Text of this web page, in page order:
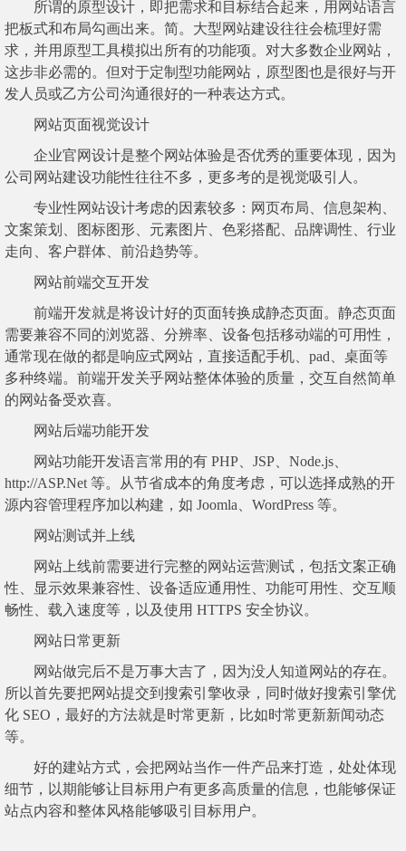
所谓的原型设计，即把需求和目标结合起来，用网站语言
把板式和布局勾画出来。简。大型网站建设往往会梳理好需
求，并用原型工具模拟出所有的功能项。对大多数企业网站，
这步非必需的。但对于定制型功能网站，原型图也是很好与开
发人员或乙方公司沟通很好的一种表达方式。
网站页面视觉设计
企业官网设计是整个网站体验是否优秀的重要体现，因为
公司网站建设功能性往往不多，更多考的是视觉吸引人。
专业性网站设计考虑的因素较多：网页布局、信息架构、
文案策划、图标图形、元素图片、色彩搭配、品牌调性、行业
走向、客户群体、前沿趋势等。
网站前端交互开发
前端开发就是将设计好的页面转换成静态页面。静态页面
需要兼容不同的浏览器、分辨率、设备包括移动端的可用性，
通常现在做的都是响应式网站，直接适配手机、pad、桌面等
多种终端。前端开发关乎网站整体体验的质量，交互自然简单
的网站备受欢喜。
网站后端功能开发
网站功能开发语言常用的有 PHP、JSP、Node.js、
http://ASP.Net 等。从节省成本的角度考虑，可以选择成熟的开
源内容管理程序加以构建，如 Joomla、WordPress 等。
网站测试并上线
网站上线前需要进行完整的网站运营测试，包括文案正确
性、显示效果兼容性、设备适应通用性、功能可用性、交互顺
畅性、载入速度等，以及使用 HTTPS 安全协议。
网站日常更新
网站做完后不是万事大吉了，因为没人知道网站的存在。
所以首先要把网站提交到搜索引擎收录，同时做好搜索引擎优
化 SEO，最好的方法就是时常更新，比如时常更新新闻动态
等。
好的建站方式，会把网站当作一件产品来打造，处处体现
细节，以期能够让目标用户有更多高质量的信息，也能够保证
站点内容和整体风格能够吸引目标用户。